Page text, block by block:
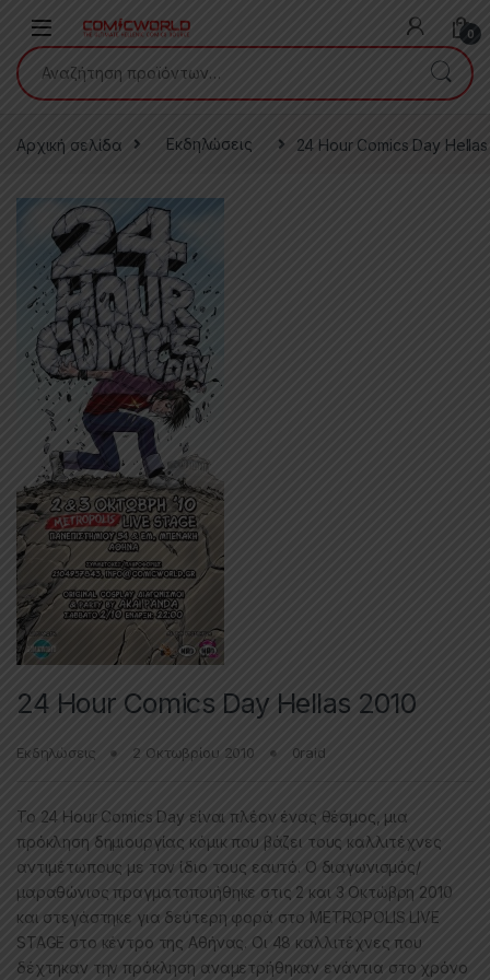
0
Αναζήτηση για:
Αρχική σελίδα Εκδηλώσεις 24 Hour Comics Day
24 Hour Comics Day Hellas 2010
Εκδηλώσεις 2 Οκτωβρίου 2010 0raid
Το 24 Hour Comics Day είναι πλέον ένας θέσμος, μια
πρόκληση δημιουργίας κόμικ που βάζει τους καλλιτέχνες
αντιμέτωπους με τον ίδιο τους εαυτό. Ο διαγωνισμός/
μαραθώνιος πραγματοποιήθηκε στις 2 και 3 Οκτώβρη 2010
και στεγάστηκε για δεύτερη φορά στο METROPOLIS LIVE
STAGE στο κέντρο της Αθήνας. Οι 48 καλλιτέχνες που
δέχτηκαν την πρόκληση αναμετρήθηκαν ενάντια στο χρόνο